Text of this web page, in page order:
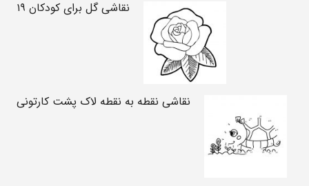
نقاشی گل برای کودکان ۱۹
نقاشی نقطه به نقطه لاک پشت کارتونی